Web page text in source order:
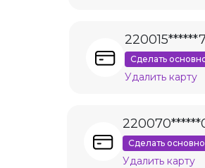
Сделать
Удалить карту
Сделать
Удалить карту